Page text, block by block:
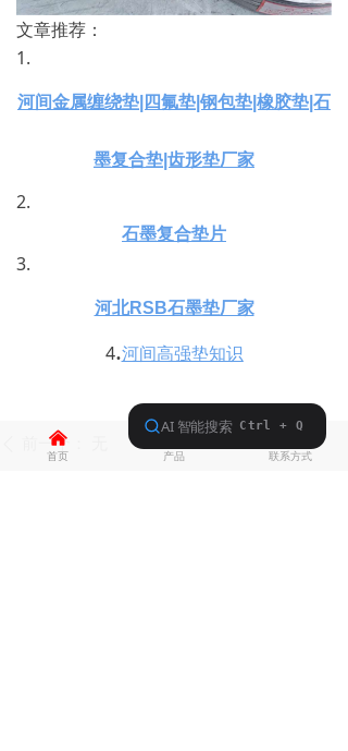
文章推荐：
1.
河间金属缠绕垫|四氟垫|钢包垫|橡胶垫|石
墨复合垫|齿形垫厂家
2.
石墨复合垫片
3.
河北RSB石墨垫厂家
4.河间高强垫知识
前一个：
낀
首页
뀵
产品 联系方式